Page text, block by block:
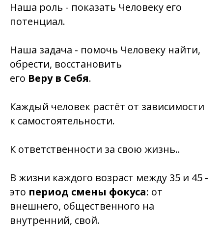
Наша роль - показать Человеку его
потенциал.
Наша задача - помочь Человеку найти,
обрести, восстановить
его Веру в Себя.
Каждый человек растёт от зависимости
к самостоятельности.
К ответственности за свою жизнь..
В жизни каждого возраст между 35 и 45 -
это период смены фокуса: от
внешнего, общественного на
внутренний, свой.